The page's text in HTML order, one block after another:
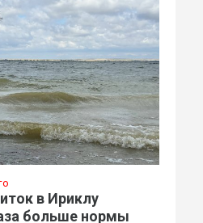
в Ириклу
больше нормы